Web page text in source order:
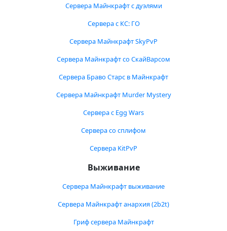
Сервера Майнкрафт с дуэлями
Сервера с КС: ГО
Сервера Майнкрафт SkyPvP
Сервера Майнкрафт со СкайВарсом
Сервера Браво Старс в Майнкрафт
Сервера Майнкрафт Murder Mystery
Сервера с Egg Wars
Сервера со сплифом
Сервера KitPvP
Выживание
Сервера Майнкрафт выживание
Сервера Майнкрафт анархия (2b2t)
Гриф сервера Майнкрафт